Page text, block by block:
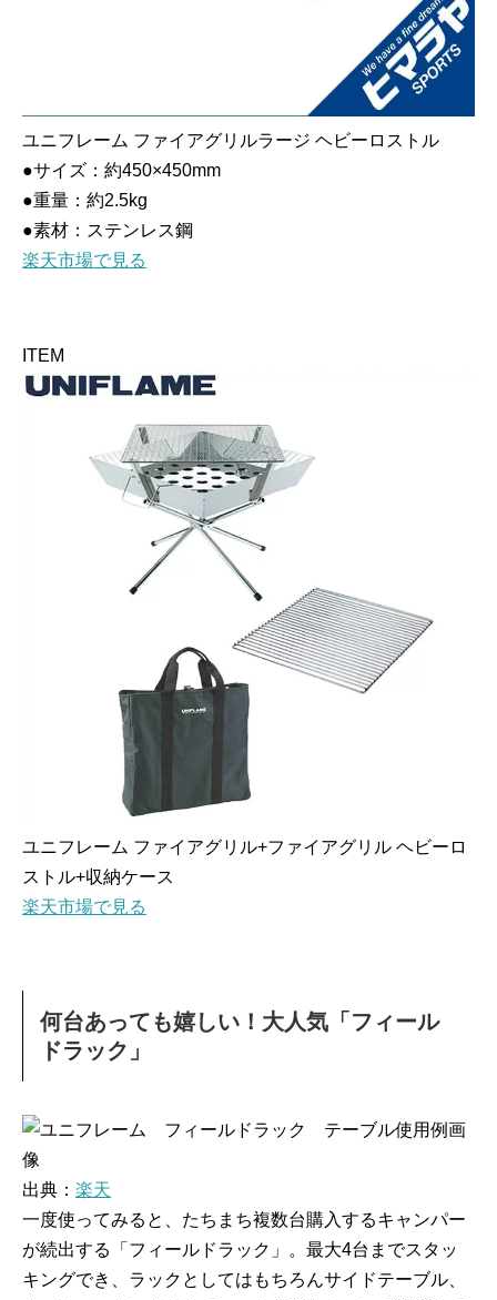
ユニフレーム ファイアグリルラージ ヘビーロストル
●サイズ：約450×450mm
●重量：約2.5kg
●素材：ステンレス鋼
楽天市場で見る
ITEM
ユニフレーム ファイアグリル+ファイアグリル ヘビーロ
ストル+収納ケース
楽天市場で見る
何台あっても嬉しい！大人気「フィール
ドラック」
出典： 楽天
一度使ってみると、たちまち複数台購入するキャンパー
が続出する「フィールドラック」。最大4台までスタッ
キングでき、ラックとしてはもちろんサイドテーブル、